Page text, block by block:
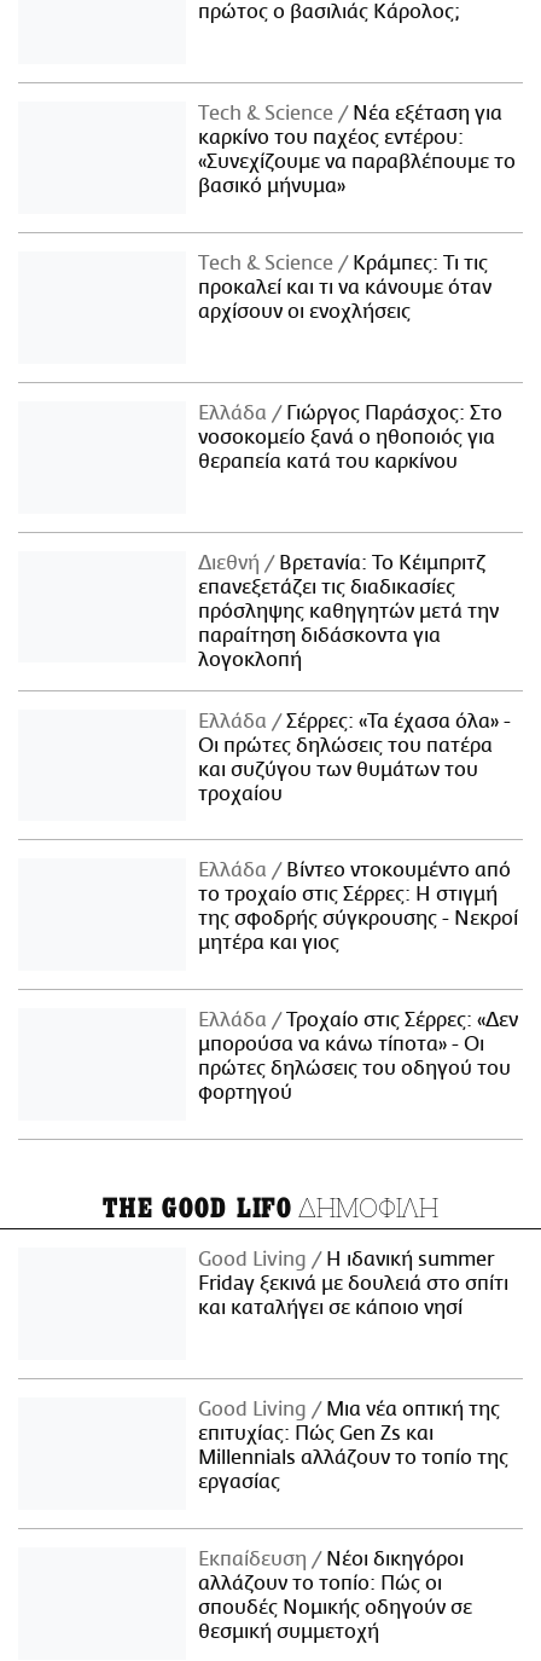
πρώτος ο βασιλιάς Κάρολος;
Τech & Science
Νέα εξέταση για
καρκίνο του παχέος εντέρου:
«Συνεχίζουμε να παραβλέπουμε το
βασικό μήνυμα»
Τech & Science
Κράμπες: Τι τις
προκαλεί και τι να κάνουμε όταν
αρχίσουν οι ενοχλήσεις
Ελλάδα
Γιώργος Παράσχος: Στο
νοσοκομείο ξανά ο ηθοποιός για
θεραπεία κατά του καρκίνου
Διεθνή
Βρετανία: Το Κέιμπριτζ
επανεξετάζει τις διαδικασίες
πρόσληψης καθηγητών μετά την
παραίτηση διδάσκοντα για
λογοκλοπή
Ελλάδα
Σέρρες: «Τα έχασα όλα» -
Οι πρώτες δηλώσεις του πατέρα
και συζύγου των θυμάτων του
τροχαίου
Ελλάδα
Βίντεο ντοκουμέντο από
το τροχαίο στις Σέρρες: Η στιγμή
της σφοδρής σύγκρουσης - Νεκροί
μητέρα και γιος
Ελλάδα
Τροχαίο στις Σέρρες: «Δεν
μπορούσα να κάνω τίποτα» - Οι
πρώτες δηλώσεις του οδηγού του
φορτηγού
THE GOOD LIFO ΔΗΜΟΦΙΛΗ
Good Living
Η ιδανική summer
Friday ξεκινά με δουλειά στο σπίτι
και καταλήγει σε κάποιο νησί
Good Living
Μια νέα οπτική της
επιτυχίας: Πώς Gen Zs και
Millennials αλλάζουν το τοπίο της
εργασίας
Εκπαίδευση
Νέοι δικηγόροι
αλλάζουν το τοπίο: Πώς οι
σπουδές Νομικής οδηγούν σε
θεσμική συμμετοχή